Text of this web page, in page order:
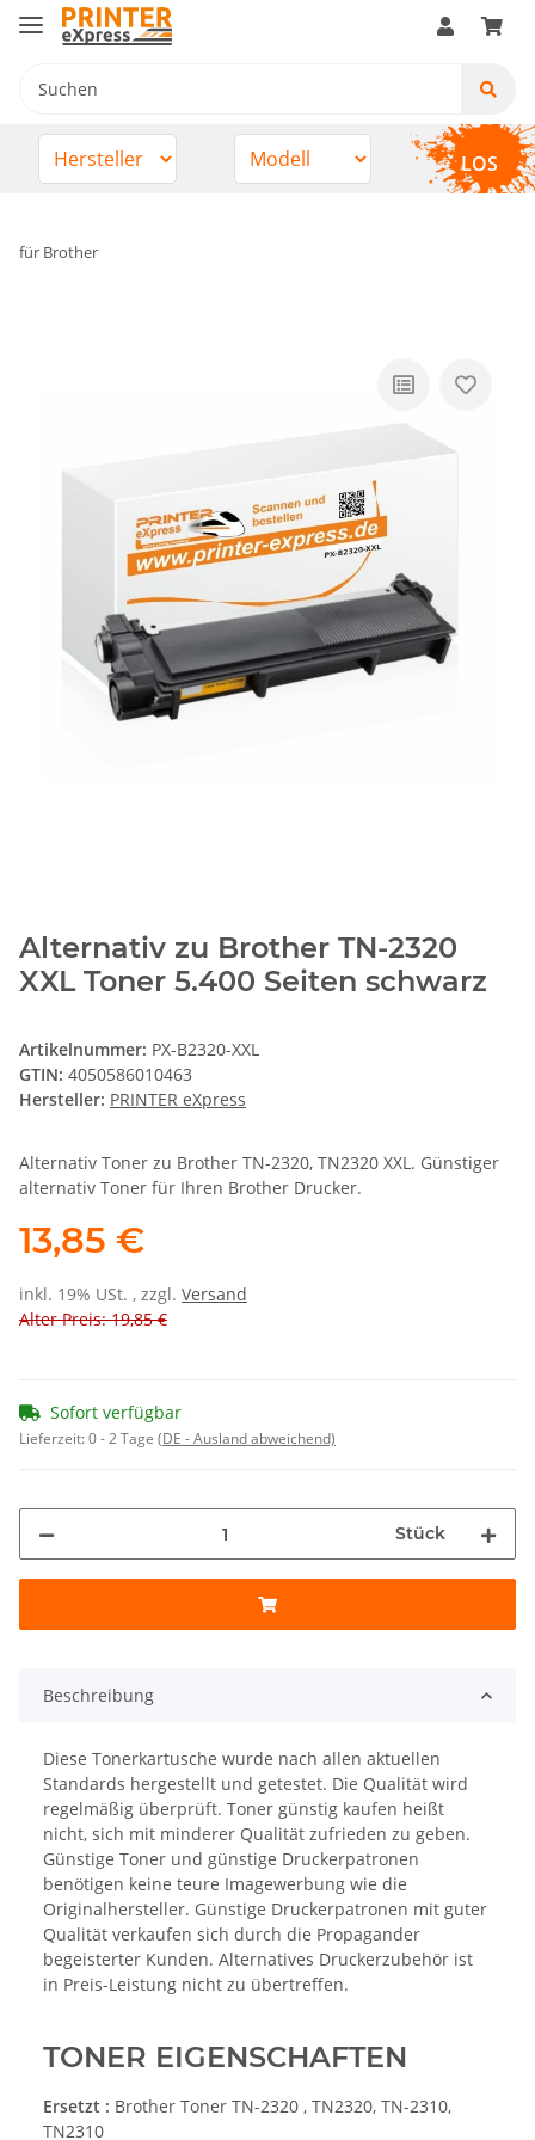
LOS
für Brother
Alternativ zu Brother TN-2320
XXL Toner 5.400 Seiten schwarz
Artikelnummer: PX-B2320-XXL
GTIN: 4050586010463
Hersteller: PRINTER eXpress
Alternativ Toner zu Brother TN-2320, TN2320 XXL. Günstiger
alternativ Toner für Ihren Brother Drucker.
13,85 €
inkl. 19% USt. , zzgl. Versand
Alter Preis: 19,85 €
Sofort verfügbar
Lieferzeit:0 - 2 Tage (DE - Ausland abweichend)
Stück
Beschreibung
Diese Tonerkartusche wurde nach allen aktuellen
Standards hergestellt und getestet. Die Qualität wird
regelmäßig überprüft. Toner günstig kaufen heißt
nicht, sich mit minderer Qualität zufrieden zu geben.
Günstige Toner und günstige Druckerpatronen
benötigen keine teure Imagewerbung wie die
Originalhersteller. Günstige Druckerpatronen mit guter
Qualität verkaufen sich durch die Propagander
begeisterter Kunden. Alternatives Druckerzubehör ist
in Preis-Leistung nicht zu übertreffen.
TONER EIGENSCHAFTEN
Ersetzt : Brother Toner TN-2320 , TN2320, TN-2310,
TN2310